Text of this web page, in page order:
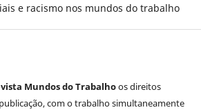
e racismo nos mundos do trabalho
Mundos do Trabalhoos direitos
com o trabalho simultaneamente